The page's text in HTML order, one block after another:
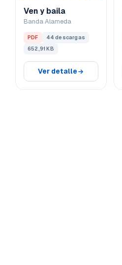
Ven y baila
Banda Alameda
PDF
44 descargas
652,91 KB
Ver detalle